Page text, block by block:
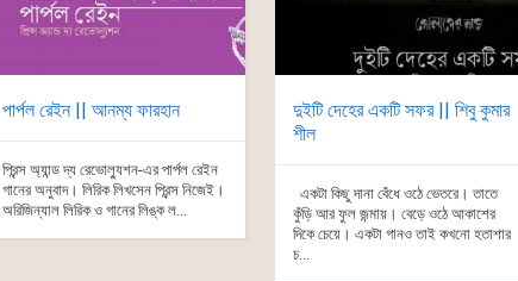
পার্পল রেইন || আনম্য ফারহান
প্রিন্স অ্যান্ড দ্য রেভোল্যুশন-এর পার্পল রেইন
গানের অনুবাদ। লিরিক লিখসেন প্রিন্স নিজেই।
অরিজিন্যাল লিরিক ও গানের লিঙ্ক ল...
দুইটি দেহের একটি সফর || শিবু কুমার
শীল
একটা কিছু দানা বেঁধে ওঠে ভেতরে। তাতে
কুঁড়ি আর ফুল জন্মায়। বেড়ে ওঠে আকাশের
দিকে চেয়ে। একটা গানও তাই কখনো হতাশার
চ...